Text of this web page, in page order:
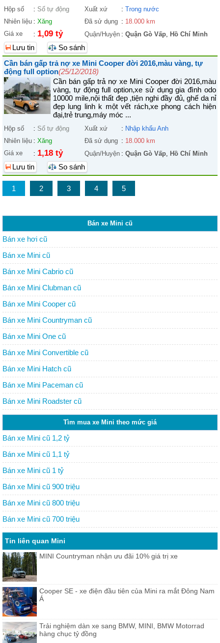
Hộp số : Số tự động Xuất xứ : Trong nước
Nhiên liệu : Xăng Đã sử dụng : 18.000 km
Giá xe
: 1,09 tỷ Quận/Huyện : Quận Gò Vấp, Hồ Chí Minh
Lưu tin
So sánh
Cần bán gấp trả nợ xe Mini Cooper đời 2016,màu vàng, tự
động full option(25/12/2018)
Cần bán gấp trả nợ xe Mini Cooper đời 2016,màu
vàng, tự động full option,xe sử dụng gia đình odo
10000 mile,nội thất đẹp ,tiện nghi đầy đủ, ghế da nỉ
đẹp lung linh k một vết rách,xe phong cách hiện
đại,trẻ trung,máy móc ...
Hộp số : Số tự động Xuất xứ : Nhập khẩu Anh
Nhiên liệu : Xăng Đã sử dụng : 18.000 km
Giá xe
: 1,18 tỷ Quận/Huyện : Quận Gò Vấp, Hồ Chí Minh
Lưu tin So sánh
1 2 3 4 5
Bán xe Mini cũ
Bán xe hơi cũ
Bán xe Mini cũ
Bán xe Mini Cabrio cũ
Bán xe Mini Clubman cũ
Bán xe Mini Cooper cũ
Bán xe Mini Countryman cũ
Bán xe Mini One cũ
Bán xe Mini Convertible cũ
Bán xe Mini Hatch cũ
Bán xe Mini Paceman cũ
Bán xe Mini Roadster cũ
Tìm mua xe Mini theo mức giá
Bán xe Mini cũ 1,2 tỷ
Bán xe Mini cũ 1,1 tỷ
Bán xe Mini cũ 1 tỷ
Bán xe Mini cũ 900 triệu
Bán xe Mini cũ 800 triệu
Bán xe Mini cũ 700 triệu
Tin liên quan Mini
MINI Countryman nhận ưu đãi 10% giá trị xe
Cooper SE - xe điện đầu tiên của Mini ra mắt Đông Nam
Á
Trải nghiệm dàn xe sang BMW, MINI, BMW Motorrad
hàng chục tỷ đồng